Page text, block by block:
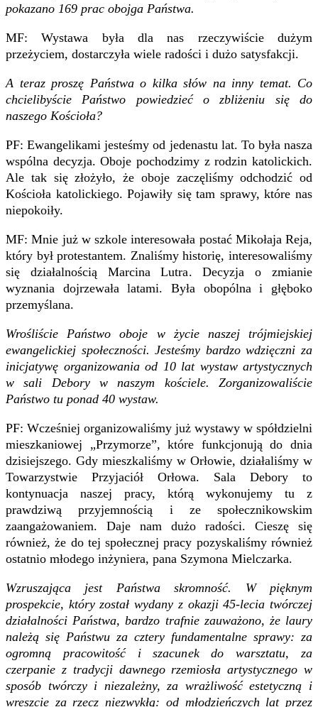
pokazano 169 prac obojga Państwa.
MF: Wystawa była dla nas rzeczywiście dużym
przeżyciem, dostarczyła wiele radości i dużo satysfakcji.
A teraz proszę Państwa o kilka słów na inny temat. Co
chcielibyście Państwo powiedzieć o zbliżeniu się do
naszego Kościoła?
PF: Ewangelikami jesteśmy od jedenastu lat. To była nasza
wspólna decyzja. Oboje pochodzimy z rodzin katolickich.
Ale tak się złożyło, że oboje zaczęliśmy odchodzić od
Kościoła katolickiego. Pojawiły się tam sprawy, które nas
niepokoiły.
MF: Mnie już w szkole interesowała postać Mikołaja Reja,
który był protestantem. Znaliśmy historię, interesowaliśmy
się działalnością Marcina Lutra. Decyzja o zmianie
wyznania dojrzewała latami. Była obopólna i głęboko
przemyślana.
Wrośliście Państwo oboje w życie naszej trójmiejskiej
ewangelickiej społeczności. Jesteśmy bardzo wdzięczni za
inicjatywę organizowania od 10 lat wystaw artystycznych
w sali Debory w naszym kościele. Zorganizowaliście
Państwo tu ponad 40 wystaw.
PF: Wcześniej organizowaliśmy już wystawy w spółdzielni
mieszkaniowej „Przymorze”, które funkcjonują do dnia
dzisiejszego. Gdy mieszkaliśmy w Orłowie, działaliśmy w
Towarzystwie Przyjaciół Orłowa. Sala Debory to
kontynuacja naszej pracy, którą wykonujemy tu z
prawdziwą przyjemnością i ze społecznikowskim
zaangażowaniem. Daje nam dużo radości. Cieszę się
również, że do tej społecznej pracy pozyskaliśmy również
ostatnio młodego inżyniera, pana Szymona Mielczarka.
Wzruszająca jest Państwa skromność. W pięknym
prospekcie, który został wydany z okazji 45-lecia twórczej
działalności Państwa, bardzo trafnie zauważono, że laury
należą się Państwu za cztery fundamentalne sprawy: za
ogromną pracowitość i szacunek do warsztatu, za
czerpanie z tradycji dawnego rzemiosła artystycznego w
sposób twórczy i niezależny, za wrażliwość estetyczną i
wreszcie za rzecz niezwykłą: od młodzieńczych lat przez